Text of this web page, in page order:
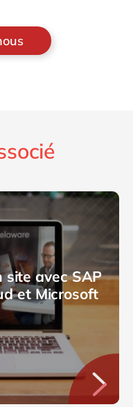
site avec SAP
et Microsoft